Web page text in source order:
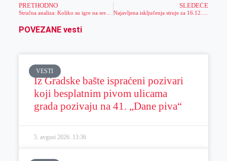
PRETHODNO
Stručna analiza: Koliko su igre na sreću zaista rasprostranjene među stanovnicima Srbije
SLEDEĆE
POVEZANE vesti
VESTI
Iz Gradske bašte ispraćeni pozivari
koji besplatnim pivom ulicama
grada pozivaju na 41. „Dane piva“
5. avgust 2026. 13:36